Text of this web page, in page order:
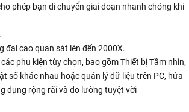
phép bạn di chuyển giai đoạn nhanh chóng khi
đại cao quan sát lên đến 2000X.
phụ kiện tùy chọn, bao gồm Thiết bị Tầm nhìn,
số khác nhau hoặc quản lý dữ liệu trên PC, hứa
dụng rộng rãi và đo lường tuyệt vời